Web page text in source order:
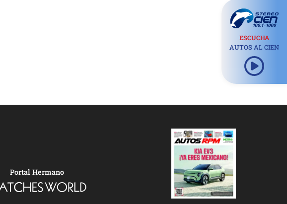
ESCUCHA
AUTOS AL CIEN
Portal Hermano